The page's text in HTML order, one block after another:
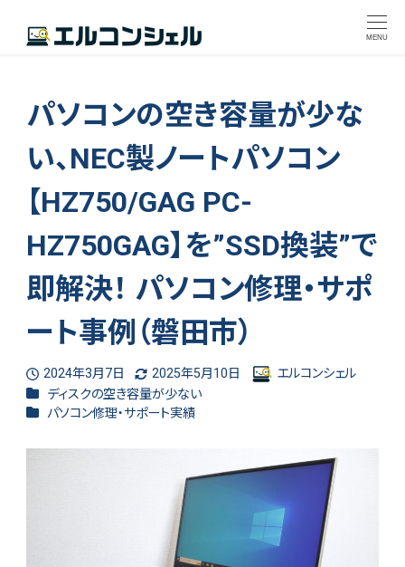
MENU
パソコンの空き容量が少な
い、NEC製ノートパソコン
【HZ750/GAG PC-
HZ750GAG】を”SSD換装”で
即解決！ パソコン修理・サポ
ート事例（磐田市）
投稿日
2024年3月7日
更新日
2025年5月10日
著
エルコンシェル
カテゴリー
ディスクの空き容量が少ない
カテゴリー
パソコン修理・サポート実績